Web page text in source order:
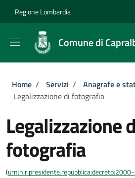
Regione Lombardia
Comune di
Briciole di pane
Home / Servizi / Anagrafe e
Legalizzazione di fotografia
Legalizzazione
fotografia
(